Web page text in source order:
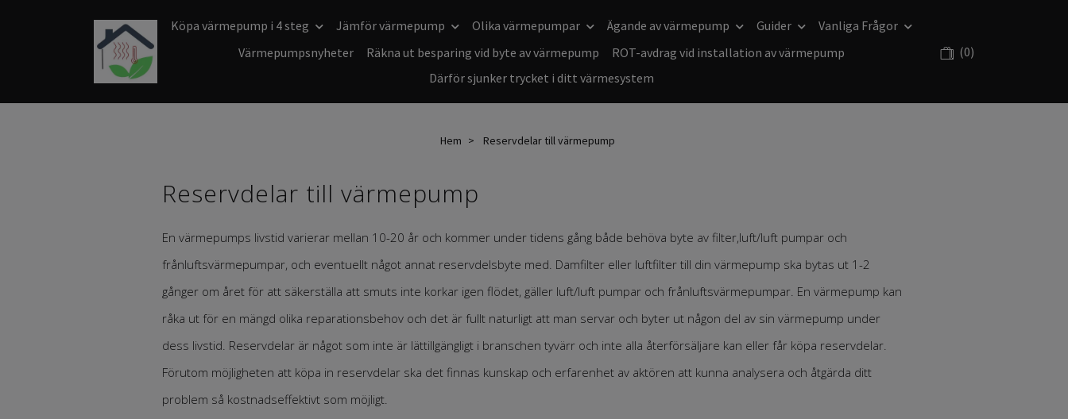
Köpa värmepump i 4 steg Jämför värmepump Olika värmepumpar Ägande av värmepump Guider
Vanliga Frågor
Värmepumpsnyheter
Räkna ut besparing vid byte av värmepump
ROT-avdrag vid installation av värmepump
Därför sjunker trycket i ditt värmesystem
(0)
Hem Reservdelar till värmepump
Reservdelar till värmepump
En värmepumps livstid varierar mellan 10-20 år och kommer under tidens gång både behöva byte av filter,luft/luft pumpar och
frånluftsvärmepumpar, och eventuellt något annat reservdelsbyte med. Damfilter eller luftfilter till din värmepump ska bytas ut 1-2
gånger om året för att säkerställa att smuts inte korkar igen flödet, gäller luft/luft pumpar och frånluftsvärmepumpar. En värmepump kan
råka ut för en mängd olika reparationsbehov och det är fullt naturligt att man servar och byter ut någon del av sin värmepump under
dess livstid. Reservdelar är något som inte är lättillgängligt i branschen tyvärr och inte alla återförsäljare kan eller får köpa reservdelar.
Förutom möjligheten att köpa in reservdelar ska det finnas kunskap och erfarenhet av aktören att kunna analysera och åtgärda ditt
problem så kostnadseffektivt som möjligt.